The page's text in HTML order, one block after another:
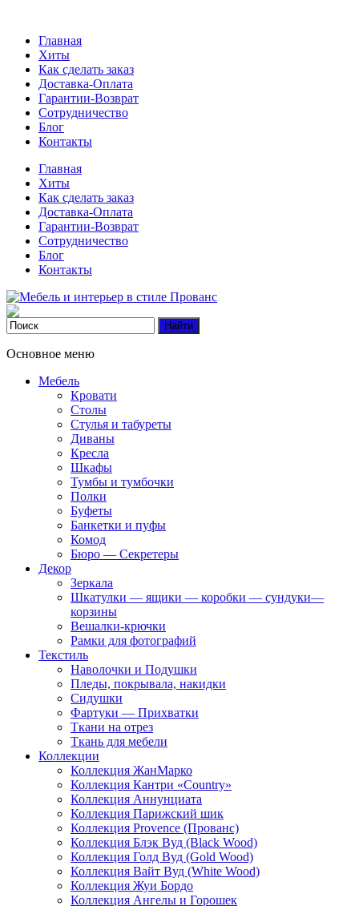
Главная
Хиты
Как сделать заказ
Доставка-Оплата
Гарантии-Возврат
Сотрудничество
Блог
Контакты
Главная
Хиты
Как сделать заказ
Доставка-Оплата
Гарантии-Возврат
Сотрудничество
Блог
Контакты
Основное меню
Мебель
Кровати
Столы
Стулья и табуреты
Диваны
Кресла
Шкафы
Тумбы и тумбочки
Полки
Буфеты
Банкетки и пуфы
Комод
Бюро — Секретеры
Декор
Зеркала
Шкатулки — ящики — коробки — сундуки—
корзины
Вешалки-крючки
Рамки для фотографий
Текстиль
Наволочки и Подушки
Пледы, покрывала, накидки
Сидушки
Фартуки — Прихватки
Ткани на отрез
Ткань для мебели
Коллекции
Коллекция ЖанМарко
Коллекция Кантри «Country»
Коллекция Аннунциата
Коллекция Парижский шик
Коллекция Provence (Прованс)
Коллекция Блэк Вуд (Black Wood)
Коллекция Голд Вуд (Gold Wood)
Коллекция Вайт Вуд (White Wood)
Коллекция Жуи Бордо
Коллекция Ангелы и Горошек